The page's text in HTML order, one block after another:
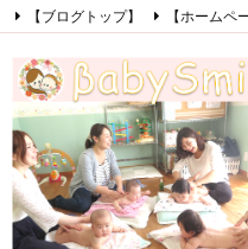
【ブログトップ】 【ホームペ
【初めてこのブログを見る方へ】
RSS
Feedly